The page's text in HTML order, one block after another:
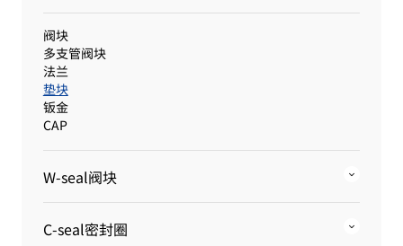
阀块
多支管阀块
法兰
垫块
钣金
CAP
W-seal阀块
C-seal密封圈